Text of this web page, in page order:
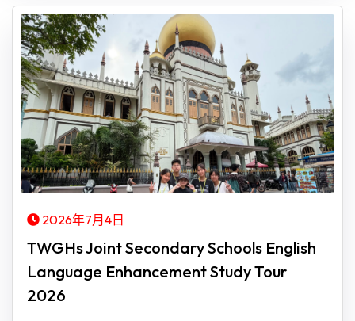
2026年7月4日
TWGHs Joint Secondary Schools English
Language Enhancement Study Tour
2026